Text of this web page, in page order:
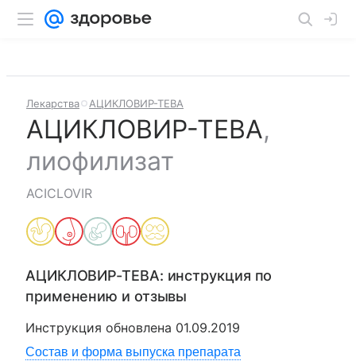
Лекарства АЦИКЛОВИР-ТЕВА
АЦИКЛОВИР-ТЕВА,
лиофилизат
ACICLOVIR
АЦИКЛОВИР-ТЕВА: инструкция по
применению и отзывы
Инструкция обновлена 01.09.2019
Состав и форма выпуска препарата